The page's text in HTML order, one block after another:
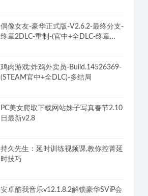
偶像女友-豪华正式版-V2.6.2-最终分支-
终章2DLC-重制-(官中+全DLC-终章
鸡肉游戏:炸鸡外卖员-Build.14526369-
(STEAM官中+全DLC)-多结局
PC美女爬取下载网站妹子写真春节2.10
日最新v2.8
持久先生：延时训练视频课,教你控菁延
时技巧
安卓酷我音乐v12.1.8.2解锁豪华SViP会